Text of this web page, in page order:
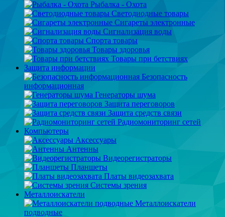
Рыбалка - Охота
Светодиодные товары
Сигареты электронные
Сигнализация воды
Спорта товары
Товары здоровья
Товары при бетствиях
Защита информации
Безопасность
информационная
Генераторы шума
Защита переговоров
Защита средств связи
Радиомониторинг сетей
Компьютеры
Аксессуары
Антенны
Видеорегистраторы
Планшеты
Платы видеозахвата
Системы зрения
Металлоискатели
Металлоискатели
подводные